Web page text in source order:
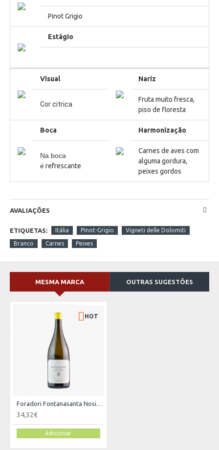
Pinot Grigio
Estágio
Visual Nariz
Cor citrica
Fruta muito fresca,
piso de floresta
Boca Harmonização
Na boca
érefrescante
Carnes de aves com
alguma gordura,
peixes gordos
AVALIAÇÕES
ETIQUETAS: Itália Pinot-Grigio Vigneti delle Dolomiti
Branco Carnes Peixes
MESMA MARCA OUTRAS SUGESTÕES
HOT
Foradori Fontanasanta Nosiola Branco 2020
34,32€
Adicionar